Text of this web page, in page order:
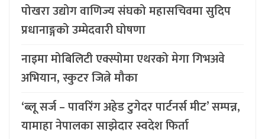
पोखरा उद्योग वाणिज्य संघको महासचिवमा सुदिप
प्रधानाङ्गको उम्मेदवारी घोषणा
नाइमा मोबिलिटी एक्स्पोमा एथरको मेगा गिभअवे
अभियान, स्कुटर जित्ने मौका
‘ब्लू सर्ज – पावरिंग अहेड टुगेदर पार्टनर्स मीट’ सम्पन्न,
यामाहा नेपालका साझेदार स्वदेश फिर्ता